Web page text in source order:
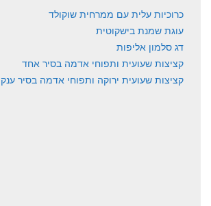
כרוכיות עלית עם ממרחית שוקולד
עוגת שמנת בישקוטית
דג סלמון אליפות
קציצות שעועית ותפוחי אדמה בסיר אחד
קציצות שעועית ירוקה ותפוחי אדמה בסיר ענק